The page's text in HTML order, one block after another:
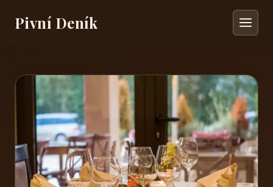
Pivní Deník